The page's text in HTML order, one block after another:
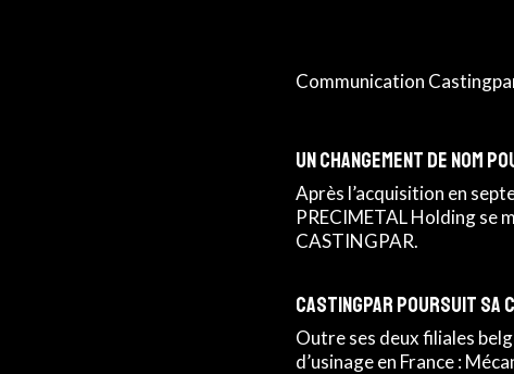
Communication
Un changement de nom
Après l’acquisition en
PRECIMETAL Holding se
CASTINGPAR.
Castingpar poursuit sa
Outre ses deux filiales
d’usinage en France :